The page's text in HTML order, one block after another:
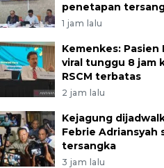
penetapan
1 jam lalu
Kemenkes: Pasien
viral tunggu 8 jam
RSCM terbatas
2 jam lalu
Kejagung
Febrie Adriansyah
tersangka
3 jam lalu